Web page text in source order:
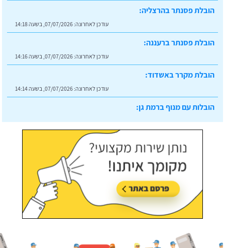
הובלת פסנתר בהרצליה:
עודכן לאחרונה: 07/07/2026, בשעה 14:18
הובלת פסנתר ברעננה:
עודכן לאחרונה: 07/07/2026, בשעה 14:16
הובלת מקרר באשדוד:
עודכן לאחרונה: 07/07/2026, בשעה 14:14
הובלות עם מנוף ברמת גן:
עודכן לאחרונה:07/07/2026, בשעה 14:23